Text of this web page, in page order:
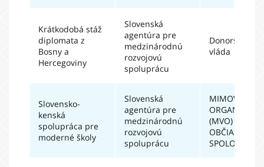
Krátkodobá stáž
diplomata z
Bosny a
Hercegoviny
Slovenská
agentúra pre
medzinárodnú
rozvojovú
spoluprácu
Donorská
vláda
Slovensko-
kenská
spolupráca pre
moderné školy
Slovenská
agentúra pre
medzinárodnú
rozvojovú
spoluprácu
MIMOVLÁDNE
ORGANIZÁCIE
(MVO) A
OBČIANSKA
SPOLOČNOSŤ